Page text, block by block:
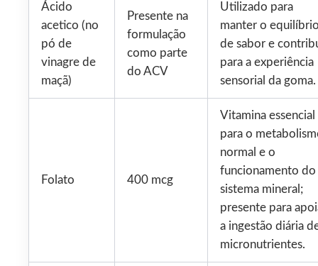
Ácido
acetico (no
pó de
vinagre de
maçã)
Presente na
formulação
como parte
do ACV
Utilizado para
manter o
de sabor e
para a experiência
sensorial da goma.
Folato 400 mcg
Vitamina essencial
para o
normal e o
funcionamento do
sistema mineral;
presente para
a ingestão diária
micronutrientes.